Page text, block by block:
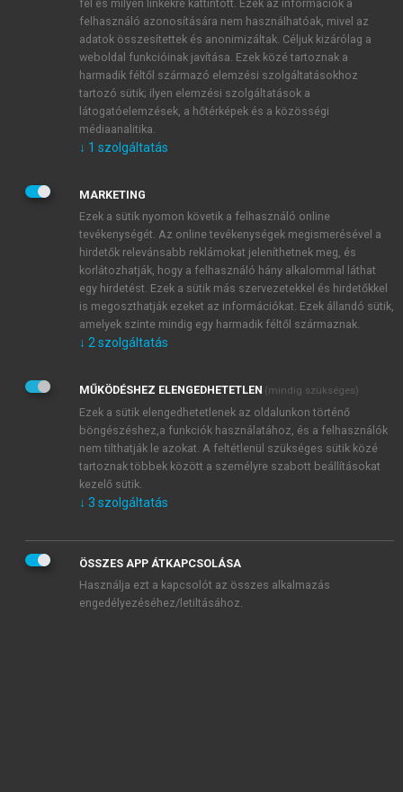
1 óra díjmentes hozzáférés
E-MAIL-CÍM
JELSZÓ
JELSZÓ ÚJRA
Kérek értesítést a MeRSZ újdonságairól, akcióiról.
Kérek értesítést az Akadémiai Kiadó Zrt. újdonságairól,
Adatkezelési tájékoztatóbanfoglaltakat tudomásul
veszem és elfogadom.
Általános vásárlási feltételeket, valamint a szotar.netés a
mersz.huoldalak licencszerződéseiben foglaltakat
tudomásul veszem és elfogadom.
KIPRÓBÁLOM
fel és milyen linkekre kattintott. Ezek az információk a
felhasználó azonosítására nem használhatóak, mivel az
adatok összesítettek és anonimizáltak. Céljuk kizárólag a
weboldal funkcióinak javítása. Ezek közé tartoznak a
harmadik féltől származó elemzési szolgáltatásokhoz
tartozó sütik; ilyen elemzési szolgáltatások a
látogatóelemzések, a hőtérképek és a közösségi
médiaanalitika.
↓ 1 szolgáltatás
MARKETING
Ezek a sütik nyomon követik a felhasználó online
tevékenységét. Az online tevékenységek megismerésével a
hirdetők relevánsabb reklámokat jeleníthetnek meg, és
korlátozhatják, hogy a felhasználó hány alkalommal láthat
egy hirdetést. Ezek a sütik más szervezetekkel és hirdetőkkel
is megoszthatják ezeket az információkat. Ezek állandó sütik,
amelyek szinte mindig egy harmadik féltől származnak.
↓ 2 szolgáltatás
MŰKÖDÉSHEZ ELENGEDHETETLEN (mindig szükséges)
Ezek a sütik elengedhetetlenek az oldalunkon történő
böngészéshez,a funkciók használatához, és a felhasználók
nem tilthatják le azokat. A feltétlenül szükséges sütik közé
tartoznak többek között a személyre szabott beállításokat
kezelő sütik.
↓ 3 szolgáltatás
ÖSSZES APP ÁTKAPCSOLÁSA
Használja ezt a kapcsolót az összes alkalmazás
engedélyezéséhez/letiltásához.